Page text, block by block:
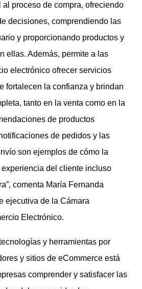
proceso de compra, ofreciendo
decisiones, comprendiendo las
y proporcionando productos y
ellas. Además, permite a las
electrónico ofrecer servicios
fortalecen la confianza y brindan
tanto en la venta como en la
de productos
de pedidos y las
son ejemplos de cómo la
del cliente incluso
comenta María Fernanda
ejecutiva de la Cámara
Electrónico.
y herramientas por
y sitios de eCommerce está
comprender y satisfacer las